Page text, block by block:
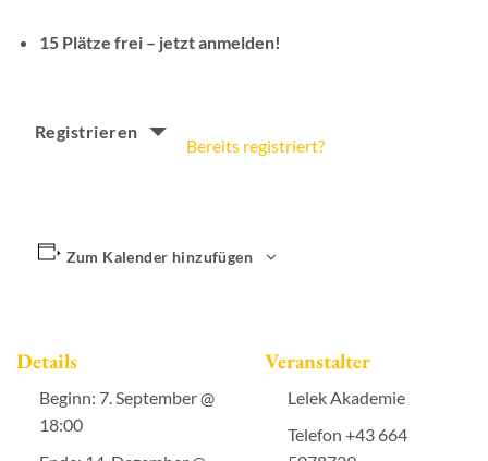
15 Plätze frei – jetzt anmelden!
Registrieren
Bereits registriert?
Zum Kalender hinzufügen
Details
Beginn: 7. September @
18:00
Veranstalter
Lelek Akademie
Telefon +43 664